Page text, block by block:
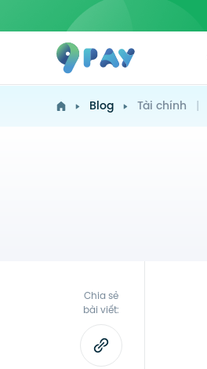
Blog Tài chính |
Chia sẻ
bài viết: